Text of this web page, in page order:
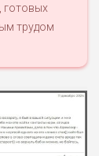
готовых
трудом